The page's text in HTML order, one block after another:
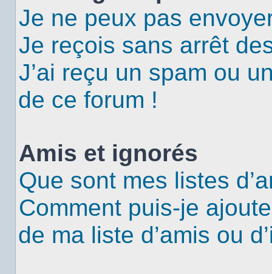
Je ne peux pas
Je reçois sans arrêt
J’ai reçu un spam ou
de ce forum !
Amis et ignorés
Que sont mes listes
Comment puis-je
de ma liste d’amis ou